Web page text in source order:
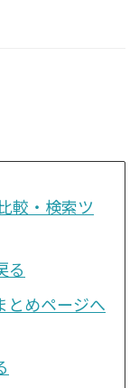
較・検索ツ
る
とめページへ